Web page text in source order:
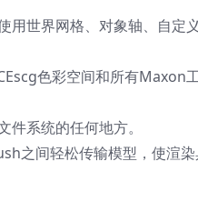
用世界网格、对象轴、自定
色彩空间和所有Maxon
系统的任何地方。
之间轻松传输模型，使渲